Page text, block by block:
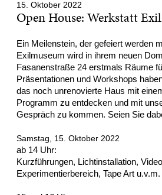
15. Oktober 2022
Open House: Werkstatt
Ein Meilenstein, der gefeiert werden
Exilmuseum wird in ihrem neuen
Fasanenstraße 24 erstmals Räume
Präsentationen und Workshops
das noch unrenovierte Haus mit
Programm zu entdecken und mit
Gespräch zu kommen. Seien Sie
Samstag, 15. Oktober 2022
ab 14 Uhr:
Kurzführungen, Lichtinstallation,
Experimentierbereich, Tape Art u.v.m.